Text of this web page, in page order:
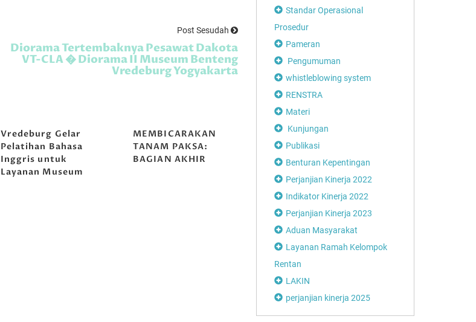
Post Sesudah
Diorama Tertembaknya Pesawat Dakota
VT-CLA � Diorama II Museum Benteng
Vredeburg Yogyakarta
Vredeburg Gelar
Pelatihan Bahasa
Inggris untuk
Layanan Museum
MEMBICARAKAN
TANAM PAKSA:
BAGIAN AKHIR
MEMBICARAKAN
TANAM PAKSA
(Part 2)
Standar Operasional
Prosedur
Pameran
Pengumuman
whistleblowing system
RENSTRA
Materi
Kunjungan
Publikasi
Benturan Kepentingan
Perjanjian Kinerja 2022
Indikator Kinerja 2022
Perjanjian Kinerja 2023
Aduan Masyarakat
Layanan Ramah Kelompok
Rentan
LAKIN
perjanjian kinerja 2025